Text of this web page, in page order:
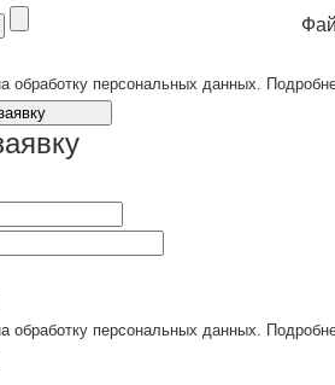
обработку персональных данных.
обработку персональных данных.